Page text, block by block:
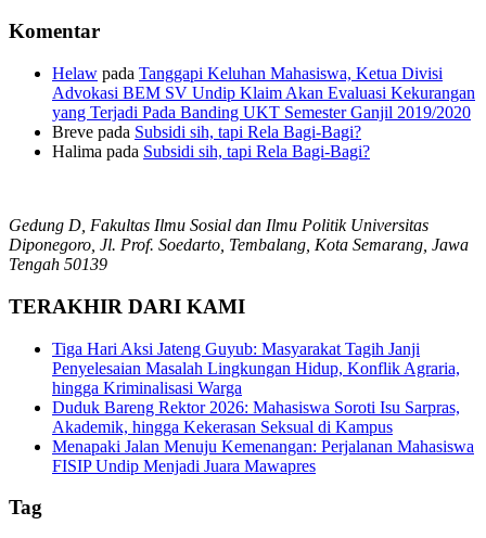
Komentar
Helaw pada Tanggapi Keluhan Mahasiswa, Ketua Divisi
Advokasi BEM SV Undip Klaim Akan Evaluasi Kekurangan
yang Terjadi Pada Banding UKT Semester Ganjil 2019/2020
Breve pada Subsidi sih, tapi Rela Bagi-Bagi?
Halima pada Subsidi sih, tapi Rela Bagi-Bagi?
Gedung D, Fakultas Ilmu Sosial dan Ilmu Politik Universitas
Diponegoro, Jl. Prof. Soedarto, Tembalang, Kota Semarang, Jawa
Tengah 50139
TERAKHIR DARI KAMI
Tiga Hari Aksi Jateng Guyub: Masyarakat Tagih Janji
Penyelesaian Masalah Lingkungan Hidup, Konflik Agraria,
hingga Kriminalisasi Warga
Duduk Bareng Rektor 2026: Mahasiswa Soroti Isu Sarpras,
Akademik, hingga Kekerasan Seksual di Kampus
Menapaki Jalan Menuju Kemenangan: Perjalanan Mahasiswa
FISIP Undip Menjadi Juara Mawapres
Tag